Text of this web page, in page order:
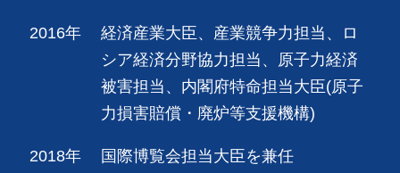
2016年
経済産業大臣、産業競争力担当、ロ
シア経済分野協力担当、原子力経済
被害担当、内閣府特命担当大臣(原子
力損害賠償・廃炉等支援機構)
2018年 国際博覧会担当大臣を兼任